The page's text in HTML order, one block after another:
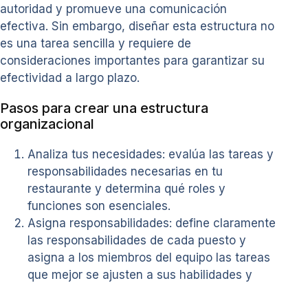
autoridad y promueve una comunicación
efectiva. Sin embargo, diseñar esta estructura no
es una tarea sencilla y requiere de
consideraciones importantes para garantizar su
efectividad a largo plazo.
Pasos para crear una estructura
organizacional
Analiza tus necesidades: evalúa las tareas y
responsabilidades necesarias en tu
restaurante y determina qué roles y
funciones son esenciales.
Asigna responsabilidades: define claramente
las responsabilidades de cada puesto y
asigna a los miembros del equipo las tareas
que mejor se ajusten a sus habilidades y